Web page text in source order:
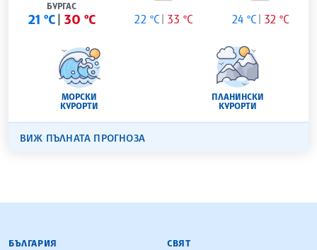
БУРГАС
21 °C 30 °C 22 °C 33 °C 24 °C 32 °C
МОРСКИ
КУРОРТИ
ПЛАНИНСКИ
КУРОРТИ
ВИЖ ПЪЛНАТА ПРОГНОЗА
БЪЛГАРСКА ТЕЛЕГРАФНА АГЕНЦИЯ
БЪЛГАРИЯ СВЯТ